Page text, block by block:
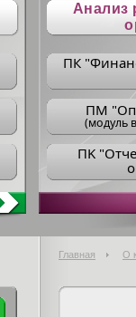
Анализ
ПК
ПM
(модуль
ПK
Главная О